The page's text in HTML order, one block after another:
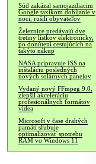
Súd zakázal samojazdiacim
Google taxíkom dobíjanie v
noci, rušili obyvateľov
Železnice predávajú dve
tretiny lístkov elektronicky,
po donútení cestujúcich na
takýto nákup
NASA pripravuje ISS na
inštaláciu posledných
nových solárnych panelov
Vydaný nový FFmpeg 9.0,
zlepšil akceleráciu
profesionálnych formátov
videa
Microsoft v čase drahých
pamätí sľubuje
optimalizovať spotrebu
RAM vo Windows 11